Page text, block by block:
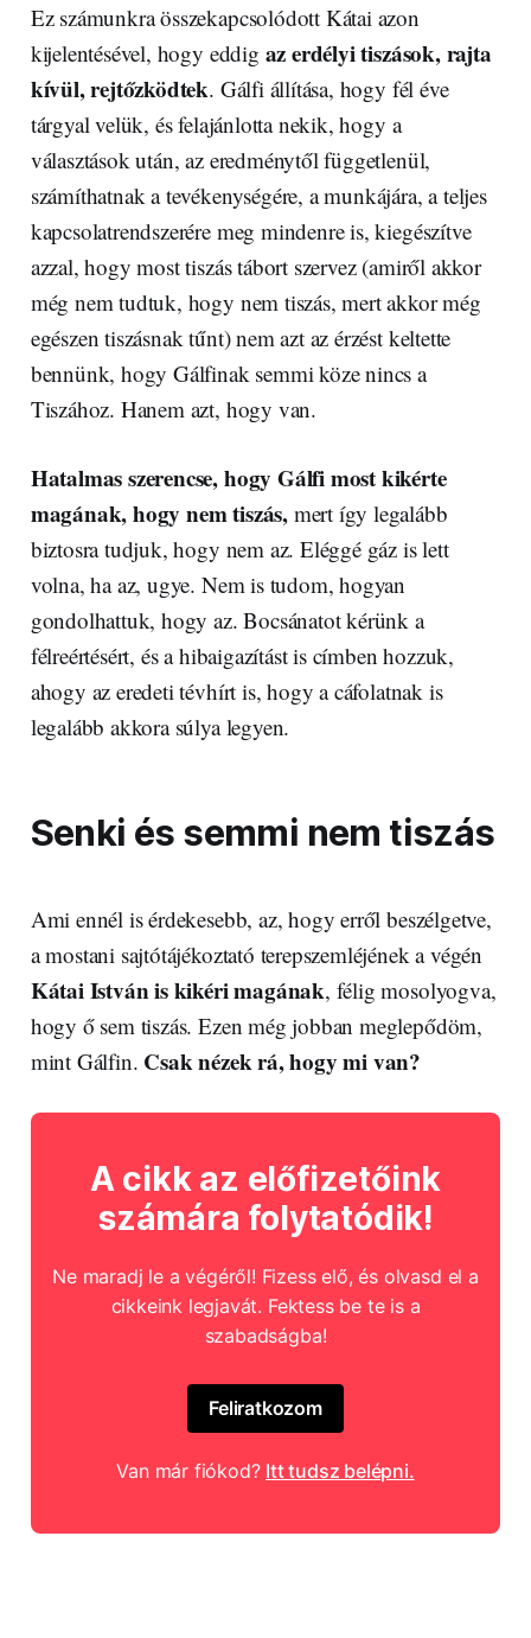
Ez számunkra összekapcsolódott Kátai azon
kijelentésével, hogy eddig az erdélyi tiszások, rajta
kívül, rejtőzködtek. Gálfi állítása, hogy fél éve
tárgyal velük, és felajánlotta nekik, hogy a
választások után, az eredménytől függetlenül,
számíthatnak a tevékenységére, a munkájára, a teljes
kapcsolatrendszerére meg mindenre is, kiegészítve
azzal, hogy most tiszás tábort szervez (amiről akkor
még nem tudtuk, hogy nem tiszás, mert akkor még
egészen tiszásnak tűnt) nem azt az érzést keltette
bennünk, hogy Gálfinak semmi köze nincs a
Tiszához. Hanem azt, hogy van.
Hatalmas szerencse, hogy Gálfi most kikérte
magának, hogy nem tiszás,mert így legalább
biztosra tudjuk, hogy nem az. Eléggé gáz is lett
volna, ha az, ugye. Nem is tudom, hogyan
gondolhattuk, hogy az. Bocsánatot kérünk a
félreértésért, és a hibaigazítást is címben hozzuk,
ahogy az eredeti tévhírt is, hogy a cáfolatnak is
legalább akkora súlya legyen.
Senki és semmi nem tiszás
Ami ennél is érdekesebb, az, hogy erről beszélgetve,
a mostani sajtótájékoztató terepszemléjének a végén
Kátai István is kikéri magának, félig mosolyogva,
hogy ő sem tiszás. Ezen még jobban meglepődöm,
mint Gálfin. Csak nézek rá, hogy mi van?
A cikk az előfizetőink
számára folytatódik!
Ne maradj le a végéről! Fizess elő, és olvasd el a
cikkeink legjavát. Fektess be te is a
szabadságba!
Feliratkozom
Van már fiókod? Itt tudsz belépni.